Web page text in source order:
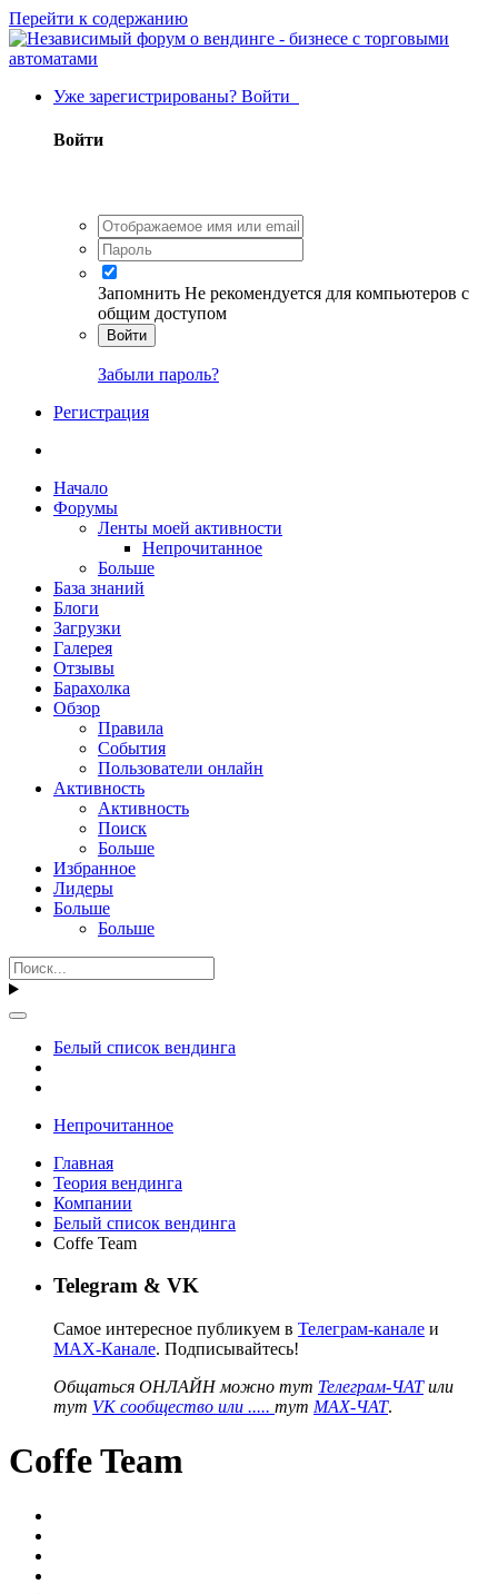
Перейти к содержанию
Уже зарегистрированы? Войти
Войти
Запомнить Не рекомендуется для компьютеров с
общим доступом
Войти
Забыли пароль?
Регистрация
Начало
Форумы
Ленты моей активности
Непрочитанное
Больше
База знаний
Блоги
Загрузки
Галерея
Отзывы
Барахолка
Обзор
Правила
События
Пользователи онлайн
Активность
Активность
Поиск
Больше
Избранное
Лидеры
Больше
Больше
Белый список вендинга
Непрочитанное
Главная
Теория вендинга
Компании
Белый список вендинга
Coffe Team
Telegram & VK
Самое интересное публикуем в Телеграм-канале и
MAX-Канале. Подписывайтесь!
Общаться ОНЛАЙН можно тут Телеграм-ЧАТили
тут VK сообщество или ..... тут MAX-ЧАТ.
Coffe Team